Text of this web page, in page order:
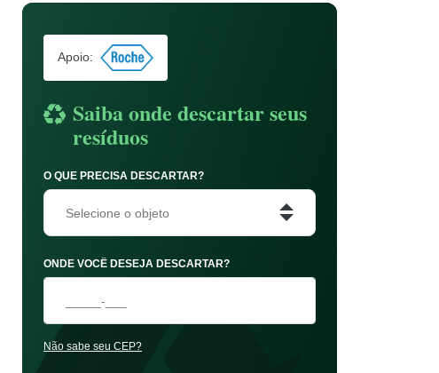
Apoio:
Saiba onde descartar seus
resíduos
O QUE PRECISA DESCARTAR?
Selecione o objeto
ONDE VOCÊ DESEJA DESCARTAR?
Não sabe seu CEP?